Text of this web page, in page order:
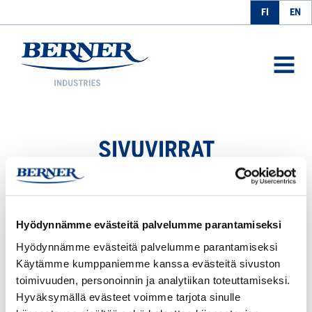
Hyödynnämme evästeitä palvelumme parantamiseksi
Hyödynnämme evästeitä palvelumme parantamiseksi
Käytämme kumppaniemme kanssa evästeitä sivuston
toimivuuden, personoinnin ja analytiikan toteuttamiseksi.
Hyväksymällä evästeet voimme tarjota sinulle
FI EN
SIVUVIRRAT
Teollisuuden
kiertotalousratkaisut:
Sivuvirroista
resurssi